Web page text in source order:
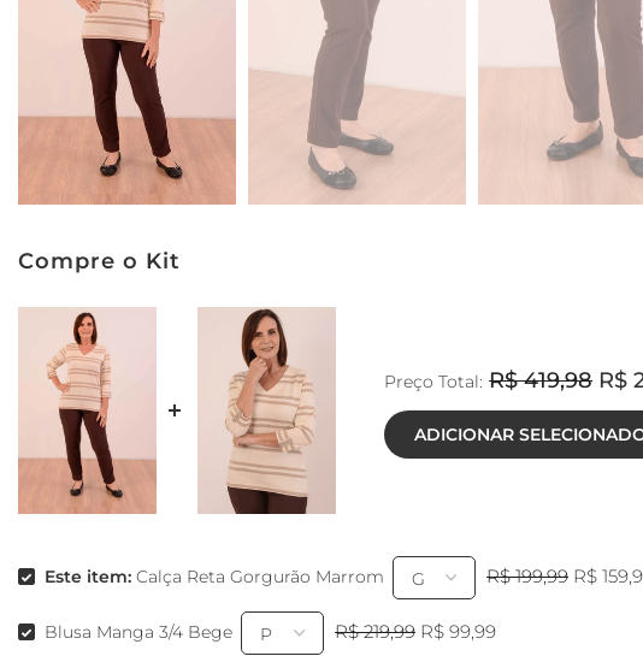
Compre o Kit
Preço Total: R$ 419,98 R$
ADICIONAR
Este item: Calça Reta Gorgurão Marrom R$ 199,99 R$
Blusa Manga 3/4 Bege R$ 219,99 R$ 99,99